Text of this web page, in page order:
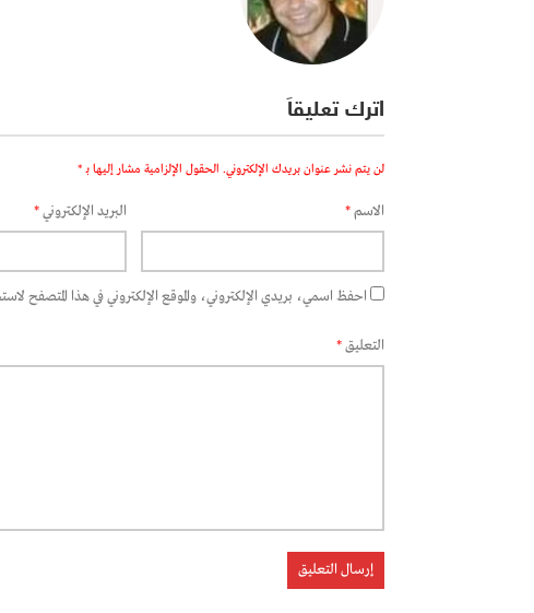
اترك تعليقاً
لن يتم نشر عنوان بريدك الإلكتروني. الحقول الإلزامية مشار إليها بـ *
الاسم* البريد الإلكتروني*
احفظ اسمي، بريدي الإلكتروني، والموقع الإلكتروني في هذا المتصفح
التعليق*